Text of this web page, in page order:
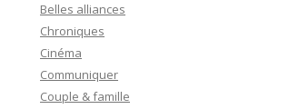
Belles alliances
Chroniques
Cinéma
Communiquer
Couple & famille